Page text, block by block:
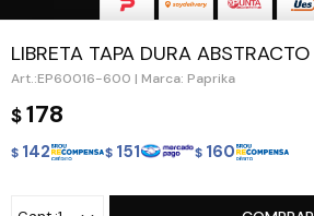
LIBRETA TAPA DURA ABSTRACTO
EP60016-600 | Marca: Paprika
$178
$ 142 $ 151 $ 160
© Copyright 2026 / Guapa - Paprika